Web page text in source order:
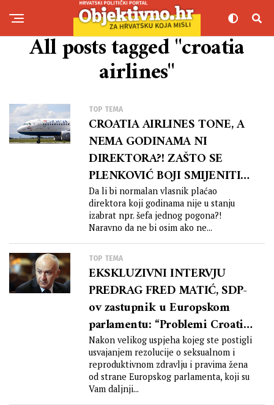
All posts tagged "croatia
airlines"
TOP TEMA
CROATIA AIRLINES TONE, A
NEMA GODINAMA NI
DIREKTORA?! ZAŠTO SE
PLENKOVIĆ BOJI SMIJENITI
NESPOSOBNOG BUTKOVIĆA?!
Da li bi normalan vlasnik plaćao
direktora koji godinama nije u stanju
izabrat npr. šefa jednog pogona?!
Naravno da ne bi osim ako ne...
TOP TEMA
EKSKLUZIVNI INTERVJU
PREDRAG FRED MATIĆ, SDP-
ov zastupnik u Europskom
parlamentu: “Problemi Croatia
Airlinesa dosegli su vrhunac.
Najvažnije je zaštititi radnike i
radnice koji nisu odgovorni za
loše upravljanje i čija
Nakon velikog uspjeha kojeg ste postigli
usvajanjem rezolucije o seksualnom i
reproduktivnom zdravlju i pravima žena
od strane Europskog parlamenta, koji su
Vam daljnji...